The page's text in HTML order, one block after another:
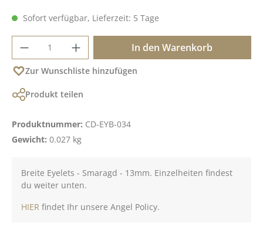
Sofort verfügbar, Lieferzeit: 5 Tage
Produkt Anzahl: Gib den gewünschten
In den Warenkorb
Zur Wunschliste hinzufügen
Produkt teilen
Produktnummer: CD-EYB-034
Gewicht: 0.027 kg
Breite Eyelets - Smaragd - 13mm. Einzelheiten findest
du weiter unten.
HIER findet Ihr unsere Angel Policy.